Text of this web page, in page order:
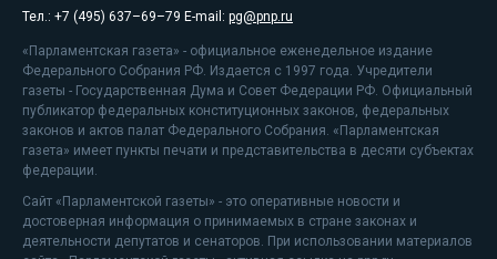
Тел.: +7 (495) 637–69–79 E-mail: pg@pnp.ru
«Парламентская газета» - официальное еженедельное издание
Федерального Собрания РФ. Издается с 1997 года. Учредители
газеты - Государственная Дума и Совет Федерации РФ. Официальный
публикатор федеральных конституционных законов, федеральных
законов и актов палат Федерального Собрания. «Парламентская
газета» имеет пункты печати и представительства в десяти субъектах
федерации.
Сайт «Парламентской газеты» - это оперативные новости и
достоверная информация о принимаемых в стране законах и
деятельности депутатов и сенаторов. При использовании материалов